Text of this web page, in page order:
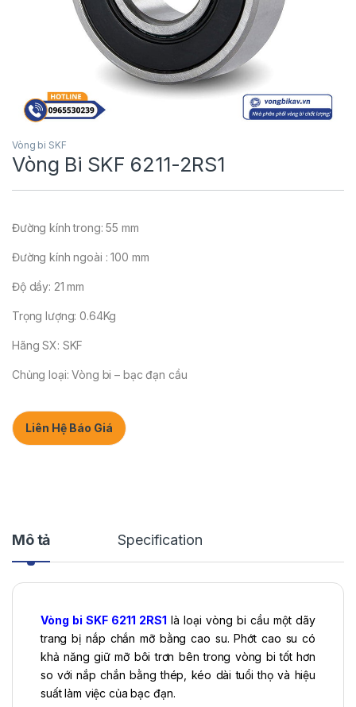
Vòng bi SKF
Vòng Bi SKF 6211-2RS1
Đường kính trong: 55 mm
Đường kính ngoài : 100 mm
Độ dầy: 21 mm
Trọng lượng: 0.64Kg
Hãng SX: SKF
Chủng loại: Vòng bi – bạc đạn cầu
Liên Hệ Báo Giá
Mô tả Specification
Vòng bi SKF 6211 2RS1 là loại vòng bi cầu một dãy
trang bị nắp chắn mỡ bằng cao su. Phớt cao su có
khả năng giữ mỡ bôi trơn bên trong vòng bi tốt hơn
so với nắp chắn bằng thép, kéo dài tuổi thọ và hiệu
suất làm việc của bạc đạn.